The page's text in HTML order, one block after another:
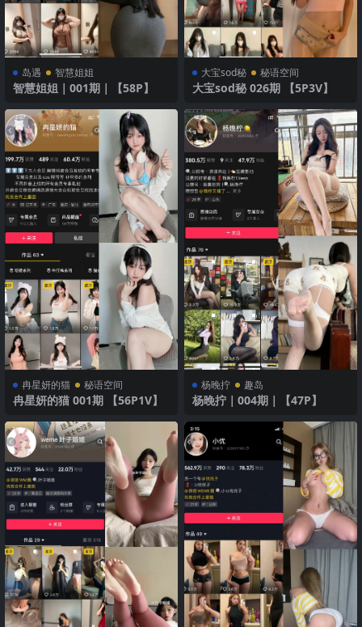
岛遇 智慧姐姐
智慧姐姐｜001期｜【58P】
大宝sod秘 秘语空间
大宝sod秘 026期 【5P3V】
冉星妍的猫 秘语空间
冉星妍的猫 001期 【56P1V】
杨晚拧 趣岛
杨晚拧｜004期｜【47P】